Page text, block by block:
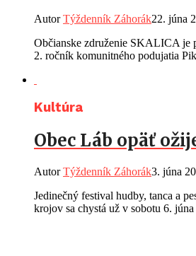
AutorTýždenník Záhorák22. júna
Občianske združenie SKALICA je
2. ročník komunitného podujatia
Kultúra
Obec Láb opäť
AutorTýždenník Záhorák3. júna
Jedinečný festival hudby, tanca a
krojov sa chystá už v sobotu 6.